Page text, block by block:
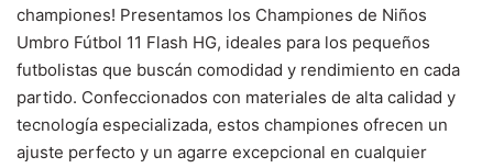
championes! Presentamos los Championes de Niños
Umbro Fútbol 11 Flash HG, ideales para los pequeños
futbolistas que buscán comodidad y rendimiento en cada
partido. Confeccionados con materiales de alta calidad y
tecnología especializada, estos championes ofrecen un
ajuste perfecto y un agarre excepcional en cualquier